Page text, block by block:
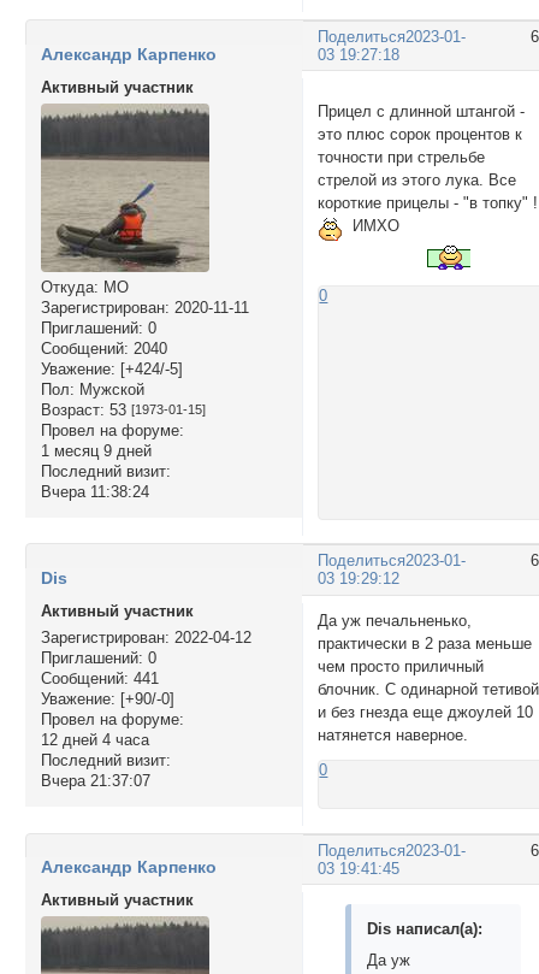
Поделиться2023-01-
03 19:27:18
Александр Карпенко
Активный участник
Откуда: МО
Зарегистрирован: 2020-11-11
Приглашений: 0
Сообщений: 2040
Уважение: [+424/-5]
Пол: Мужской
Возраст: 53 [1973-01-15]
Провел на форуме:
1 месяц 9 дней
Последний визит:
Вчера 11:38:24
Прицел с длинной штангой -
это плюс сорок процентов к
точности при стрельбе
стрелой из этого лука. Все
короткие прицелы - "в топку"
ИМХО
0
Поделиться2023-01-
03 19:29:12
Dis
Активный участник
Зарегистрирован: 2022-04-12
Приглашений: 0
Сообщений: 441
Уважение: [+90/-0]
Провел на форуме:
12 дней 4 часа
Последний визит:
Вчера 21:37:07
Да уж печальненько,
практически в 2 раза меньше
чем просто приличный
блочник. С одинарной тетивой
и без гнезда еще джоулей 10
натянется наверное.
0
Поделиться2023-01-
03 19:41:45
Александр Карпенко
Активный участник
Dis написал(а):
Да уж